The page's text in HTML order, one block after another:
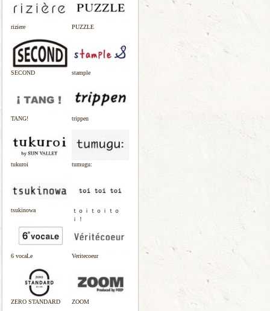
riziere PUZZLE
SECOND stample
TANG! trippen
tukuroi tumugu:
tsukinowa
ｔｏｉｔｏｉｔｏ
ｉ！
6 vocaLe Veritecoeur
ZERO STANDARD ZOOM